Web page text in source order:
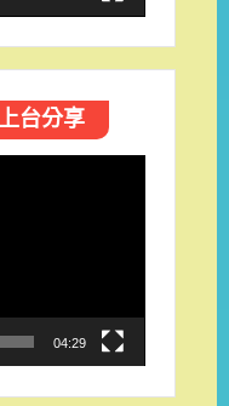
台分享
04:29